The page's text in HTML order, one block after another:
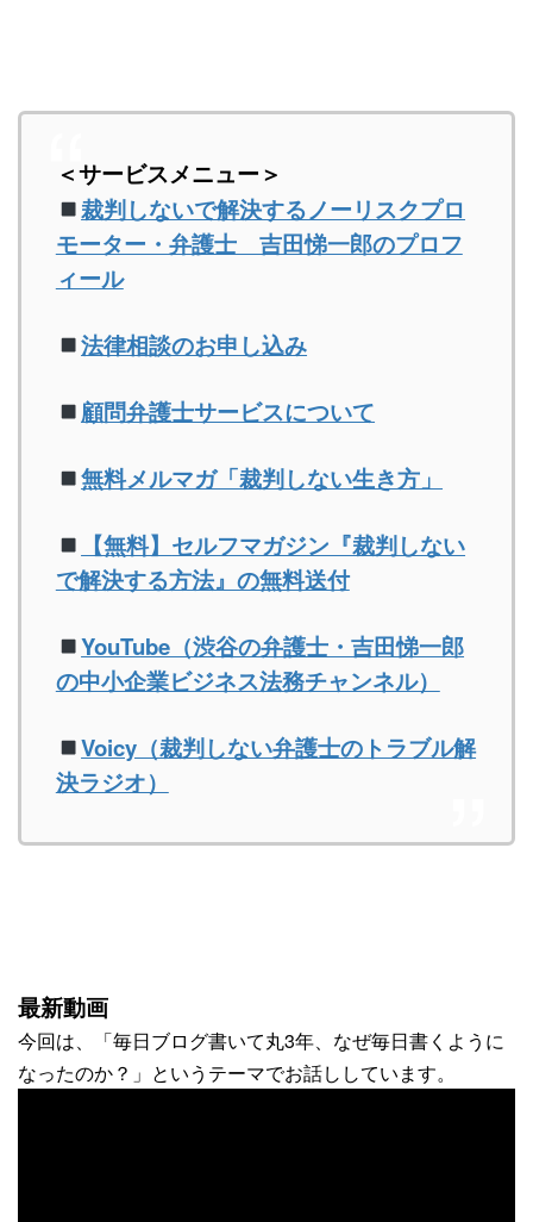
＜サービスメニュー＞
裁判しないで解決するノーリスクプロ
モーター・弁護士 吉田悌一郎のプロフ
ィール
法律相談のお申し込み
顧問弁護士サービスについて
無料メルマガ「裁判しない生き方」
【無料】 セルフマガジン『裁判しない
で解決する方法』の無料送付
YouTube（渋谷の弁護士・吉田悌一郎
の中小企業ビジネス法務チャンネル）
Voicy（裁判しない弁護士のトラブル解
決ラジオ）
最新動画
今回は、「毎日ブログ書いて丸3年、なぜ毎日書くように
なったのか？」というテーマでお話ししています。